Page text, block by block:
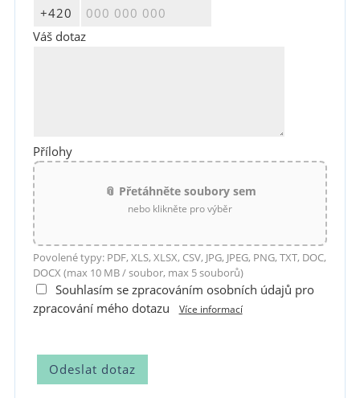
Váš dotaz
Přílohy
📎 Přetáhněte soubory sem
nebo klikněte pro výběr
Povolené typy: PDF, XLS, XLSX, CSV, JPG, JPEG, PNG, TXT, DOC,
DOCX (max 10 MB / soubor, max 5 souborů)
Souhlasím se zpracováním osobních údajů pro
zpracování mého dotazu
Více informací